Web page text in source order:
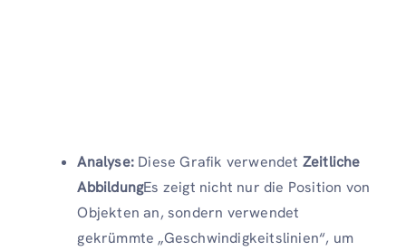
Analyse: Diese Grafik verwendet Zeitliche
AbbildungEs zeigt nicht nur die Position von
Objekten an, sondern verwendet
gekrümmte „Geschwindigkeitslinien“, um